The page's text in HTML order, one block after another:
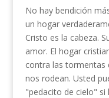
No hay bendición
un hogar
Cristo es la cabeza.
amor. El hogar
contra las tormentas
nos rodean. Usted
"pedacito de cielo" si